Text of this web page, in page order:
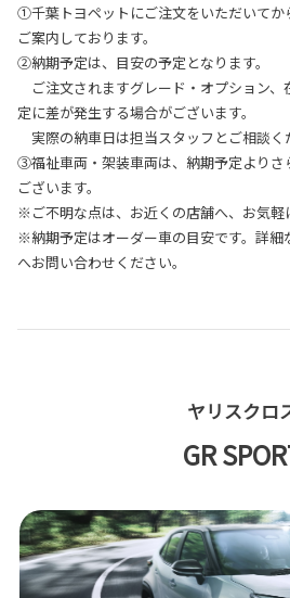
①千葉トヨペットにご注文をいただいてか
ご案内しております。
②納期予定は、目安の予定となります。
ご注文されますグレード・オプション、
定に差が発生する場合がございます。
実際の納車日は担当スタッフとご相談く
③福祉車両・架装車両は、納期予定よりさ
ございます。
※ご不明な点は、お近くの店舗へ、お気軽
※納期予定はオーダー車の目安です。詳細
へお問い合わせください。
ヤリスクロ
GR